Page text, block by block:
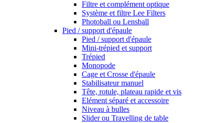
Filtre et complément optique
Système et filtre Lee Filters
Photoball ou Lensball
Pied / support d'épaule
Pied / support d'épaule
Mini-trépied et support
Trépied
Monopode
Cage et Crosse d'épaule
Stabilisateur manuel
Tête, rotule, plateau rapide et vis
Elément séparé et accessoire
Niveau à bulles
Slider ou Travelling de table